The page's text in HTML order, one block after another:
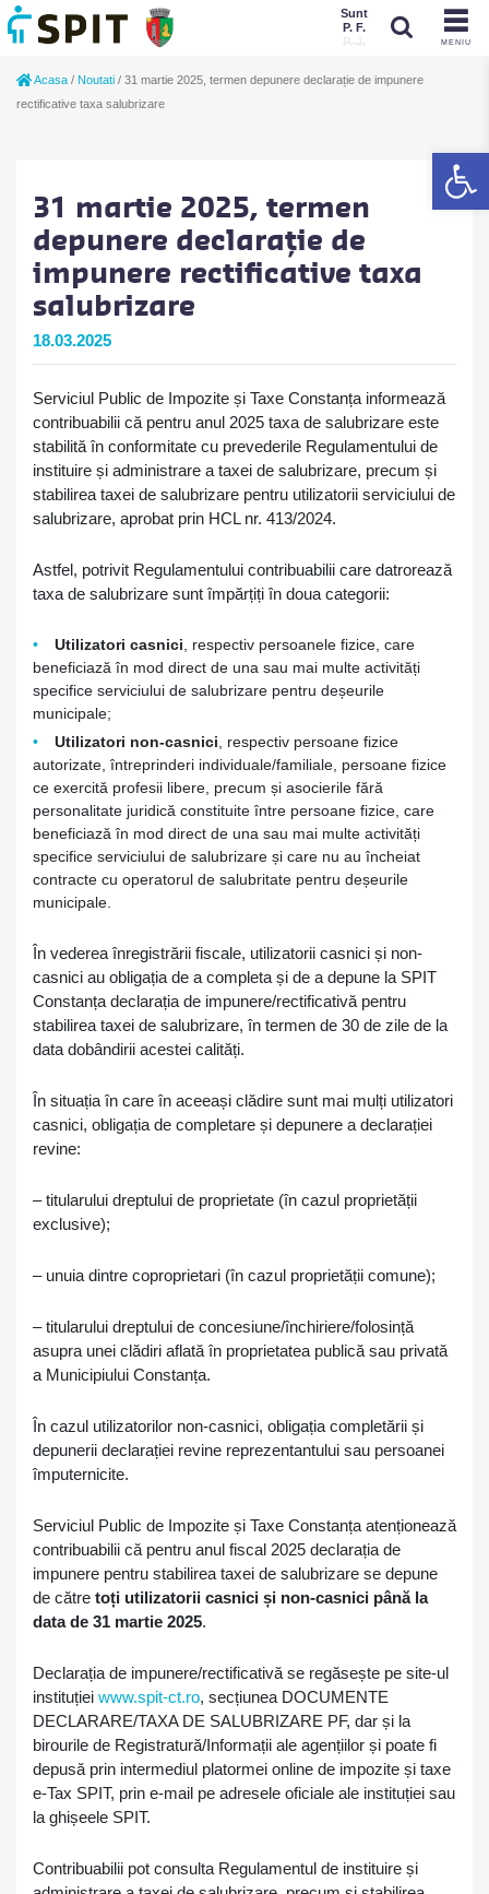
MENIU
Sunt
P. F.
P. J.
Acasa / Noutati / 31 martie 2025, termen depunere declarație de impunere
rectificative taxa salubrizare
31 martie 2025, termen
depunere declarație de
impunere rectificative taxa
salubrizare
18.03.2025
Serviciul Public de Impozite și Taxe Constanța informează
contribuabilii că pentru anul 2025 taxa de salubrizare este
stabilită în conformitate cu prevederile Regulamentului de
instituire și administrare a taxei de salubrizare, precum și
stabilirea taxei de salubrizare pentru utilizatorii serviciului de
salubrizare, aprobat prin HCL nr. 413/2024.
Astfel, potrivit Regulamentului contribuabilii care datrorează
taxa de salubrizare sunt împărțiți în doua categorii:
Utilizatori casnici , respectiv persoanele fizice, care
beneficiază în mod direct de una sau mai multe activități
specifice serviciului de salubrizare pentru deșeurile
municipale;
Utilizatori non-casnici , respectiv persoane fizice
autorizate, întreprinderi individuale/familiale, persoane fizice
ce exercită profesii libere, precum și asocierile fără
personalitate juridică constituite între persoane fizice, care
beneficiază în mod direct de una sau mai multe activități
specifice serviciului de salubrizare și care nu au încheiat
contracte cu operatorul de salubritate pentru deșeurile
municipale.
În vederea înregistrării fiscale, utilizatorii casnici și non-
casnici au obligația de a completa și de a depune la SPIT
Constanța declarația de impunere/rectificativă pentru
stabilirea taxei de salubrizare, în termen de 30 de zile de la
data dobândirii acestei calități.
În situația în care în aceeași clădire sunt mai mulți utilizatori
casnici, obligația de completare și depunere a declarației
revine:
– titularului dreptului de proprietate (în cazul proprietății
exclusive);
– unuia dintre coproprietari (în cazul proprietății comune);
– titularului dreptului de concesiune/închiriere/folosință
asupra unei clădiri aflată în proprietatea publică sau privată
a Municipiului Constanța.
În cazul utilizatorilor non-casnici, obligația completării și
depunerii declarației revine reprezentantului sau persoanei
împuternicite.
Serviciul Public de Impozite și Taxe Constanța atenționează
contribuabilii că pentru anul fiscal 2025 declarația de
impunere pentru stabilirea taxei de salubrizare se depune
de către toți utilizatorii casnici și non-casnici până la
data de 31 martie 2025.
Declarația de impunere/rectificativă se regăsește pe site-ul
instituției www.spit-ct.ro, secțiunea DOCUMENTE
DECLARARE/TAXA DE SALUBRIZARE PF, dar și la
birourile de Registratură/Informații ale agențiilor și poate fi
depusă prin intermediul platormei online de impozite și taxe
e-Tax SPIT, prin e-mail pe adresele oficiale ale instituției sau
la ghișeele SPIT.
Contribuabilii pot consulta Regulamentul de instituire și